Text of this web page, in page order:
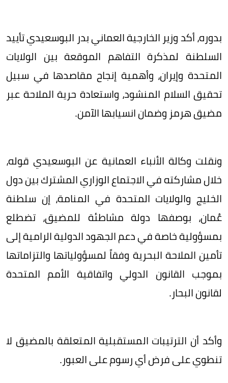
بدوره، أكد وزير الخارجية العماني بدر البوسعيدي تأييد
السلطنة لمذكرة التفاهم الموقعة بين الولايات
المتحدة وإيران، وأهمية إنجاح مقاصدها في سبيل
تحقيق السلام المنشود، واستعادة حرية الملاحة عبر
مضيق هرمز وضمان انسيابها الآمن.
ونقلت وكالة الأنباء العمانية عن البوسعيدي قوله،
خلال مشاركته في الاجتماع الوزاري المشترك بين دول
الخليج والولايات المتحدة في المنامة، إن سلطنة
عُمان، بوصفها دولة مشاطئة للمضيق، تضطلع
بمسؤولية خاصة في دعم الجهود الدولية الرامية إلى
تأمين الملاحة البحرية وفقاً لمسؤولياتها والتزاماتها
بموجب القانون الدولي واتفاقية الأمم المتحدة
لقانون البحار.
وأكد أن الترتيبات المستقبلية المتعلقة بالمضيق لا
تنطوي على فرض أي رسوم على العبور.